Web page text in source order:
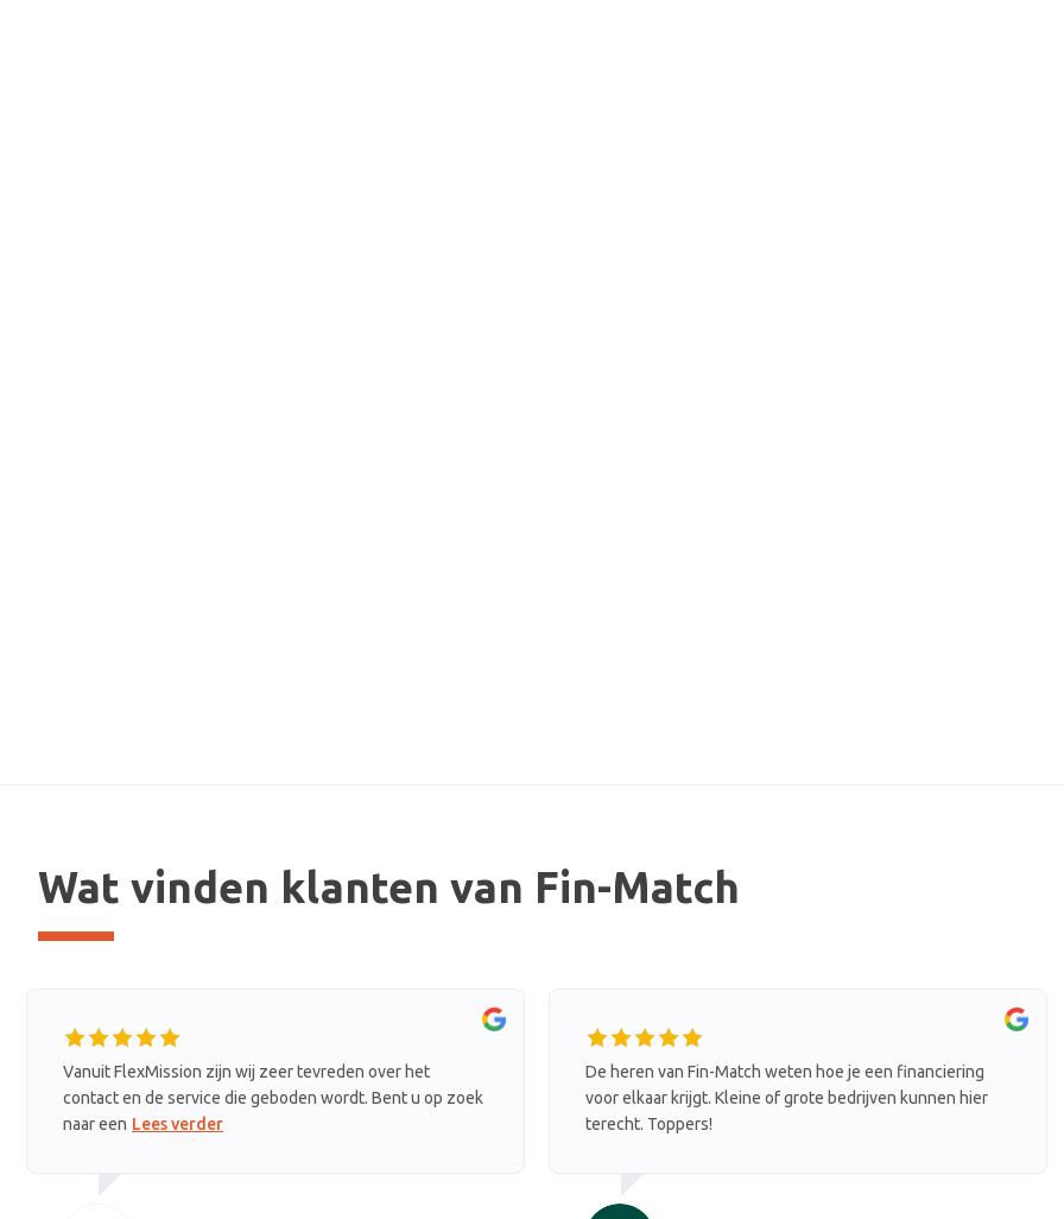
Wat vinden klanten van Fin-Match
zijn wij zeer tevreden over het
die geboden wordt. Bent u op zoek
De heren van Fin-Match weten hoe je een financiering
voor elkaar krijgt. Kleine of grote bedrijven kunnen hier
Attent en
Bas